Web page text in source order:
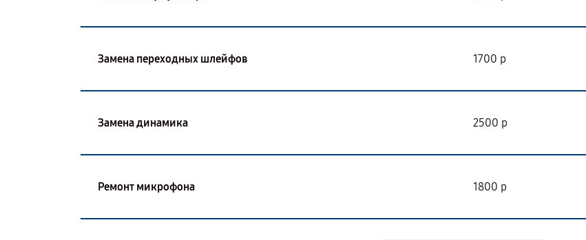
Замена переходных шлейфов 1700 р
Замена динамика 2500 р
Ремонт микрофона 1800 р